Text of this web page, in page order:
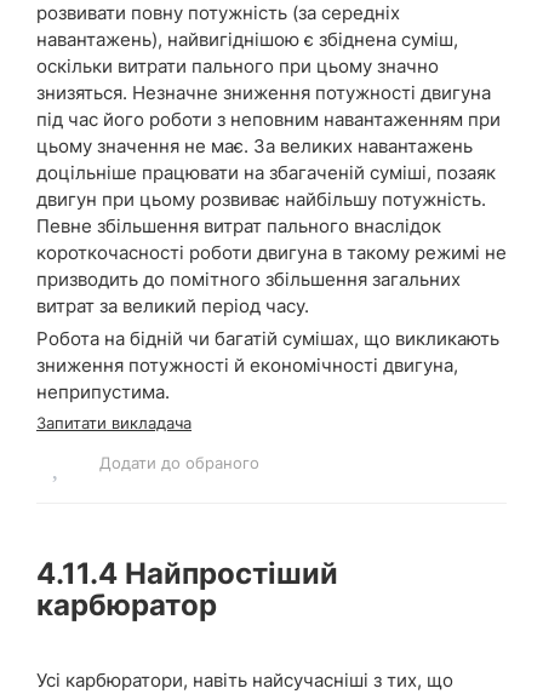
розвивати повну потужність (за середніх
навантажень), найвигіднішою є збіднена суміш,
оскільки витрати пального при цьому значно
знизяться. Незначне зниження потужності двигуна
під час його роботи з неповним навантаженням при
цьому значення не має. За великих навантажень
доцільніше працювати на збагаченій суміші, позаяк
двигун при цьому розвиває найбільшу потужність.
Певне збільшення витрат пального внаслідок
короткочасності роботи двигуна в такому режимі не
призводить до помітного збільшення загальних
витрат за великий період часу.
Робота на бідній чи багатій сумішах, що викликають
зниження потужності й економічності двигуна,
неприпустима.
Запитати викладача
Додати до обраного
4.11.4 Найпростіший
карбюратор
Усі карбюратори, навіть найсучасніші з тих, що